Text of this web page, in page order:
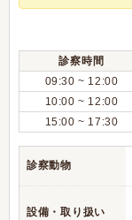
診察時間
09:30 ~ 12:00
10:00 ~ 12:00
15:00 ~ 17:30
診察動物
設備・取り扱い